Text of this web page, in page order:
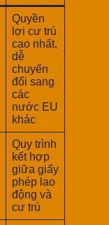
Quyền
lợi cư trú
cao nhất,
dễ
chuyển
đổi sang
các
nước EU
khác
Quy trình
kết hợp
giữa giấy
phép lao
động và
cư trú